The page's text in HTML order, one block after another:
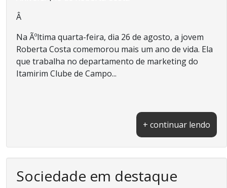
Â
Na Ãºltima quarta-feira, dia 26 de agosto, a jovem
Roberta Costa comemorou mais um ano de vida. Ela
que trabalha no departamento de marketing do
Itamirim Clube de Campo...
+ continuar lendo
Sociedade em destaque